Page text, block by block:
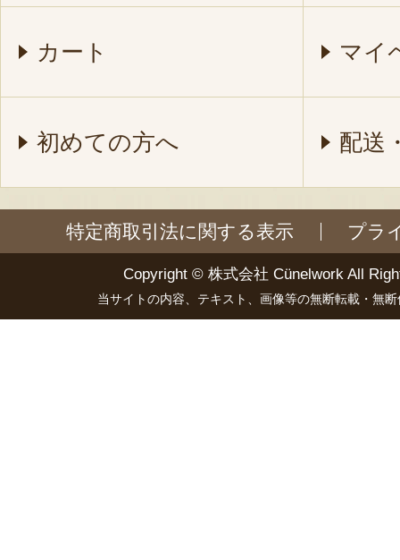
カート マイ
初めての方へ 配送
特定商取引法に関する表示 プラ
Copyright © 株式会社 Cünelwork All
当サイトの内容、テキスト、画像等の無断転載・無